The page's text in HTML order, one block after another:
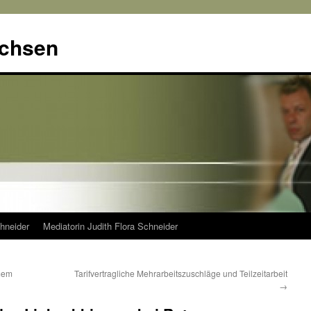
Mediatorin Judith Flora Schneider
Tarifvertragliche Mehrarbeitszuschläge und Teilzeitarbeit
→